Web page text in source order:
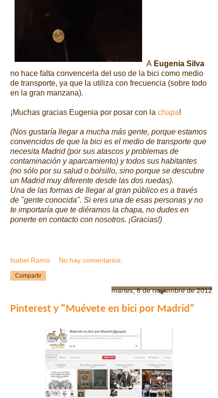
A Eugenia Silva
no hace falta convencerla del uso de la bici como medio
de transporte, ya que la utiliza con frecuencia (sobre todo
en la gran manzana).
¡Muchas gracias Eugenia por posar con la chapa!
(Nos gustaría llegar a mucha más gente, porque estamos
convencidos de que la bici es el medio de transporte que
necesita Madrid (por sus atascos y problemas de
contaminación y aparcamiento) y todos sus habitantes
(no sólo por su salud o bolsillo, sino porque se descubre
un Madrid muy diferente desde las dos ruedas).
Una de las formas de llegar al gran público es a través
de "gente conocida". Si eres una de esas personas y no
te importaría que te diéramos la chapa, no dudes en
ponerte en contacto con nosotros. ¡Gracias!)
Isabel Ramis No hay comentarios:
Compartir
martes, 6 de noviembre de 2012
Pinterest y "Muévete en bici por Madrid"